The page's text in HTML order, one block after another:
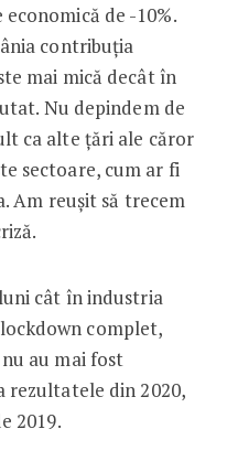
de -10%.
contribuția
mai mică decât în
Nu depindem de
ca alte țări ale căror
sectoare, cum ar fi
Am reușit să trecem
cât în industria
complet,
au mai fost
rezultatele din 2020,
2019.